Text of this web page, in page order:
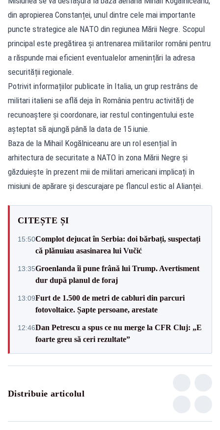
din apropierea Constanței, unul dintre cele mai importante
puncte strategice ale NATO din regiunea Mării Negre. Scopul
principal este pregătirea și antrenarea militarilor români pentru
a răspunde mai eficient eventualelor amenințări la adresa
securității regionale.
Potrivit informațiilor publicate în Italia, un grup restrâns de
militari italieni se află deja în România pentru activități de
recunoaștere și coordonare, iar restul contingentului este
așteptat să ajungă până la data de 15 iunie.
Baza de la Mihail Kogălniceanu are un rol esențial în
arhitectura de securitate a NATO în zona Mării Negre și
găzduiește în prezent mii de militari americani implicați în
misiuni de apărare și descurajare pe flancul estic al Alianței.
CITEȘTE ȘI
15:50Complot dejucat în Serbia: doi bărbați, suspectați
că plănuiau asasinarea lui Vučić
13:35Groenlanda îi pune frână lui Trump. Avertisment
dur după planul de foraj
13:09Furt de 1.500 de metri de cabluri din parcuri
fotovoltaice. Șapte persoane, arestate
12:46Dan Petrescu a spus ce nu merge la CFR Cluj: „E
foarte greu să ceri rezultate”
Distribuie articolul